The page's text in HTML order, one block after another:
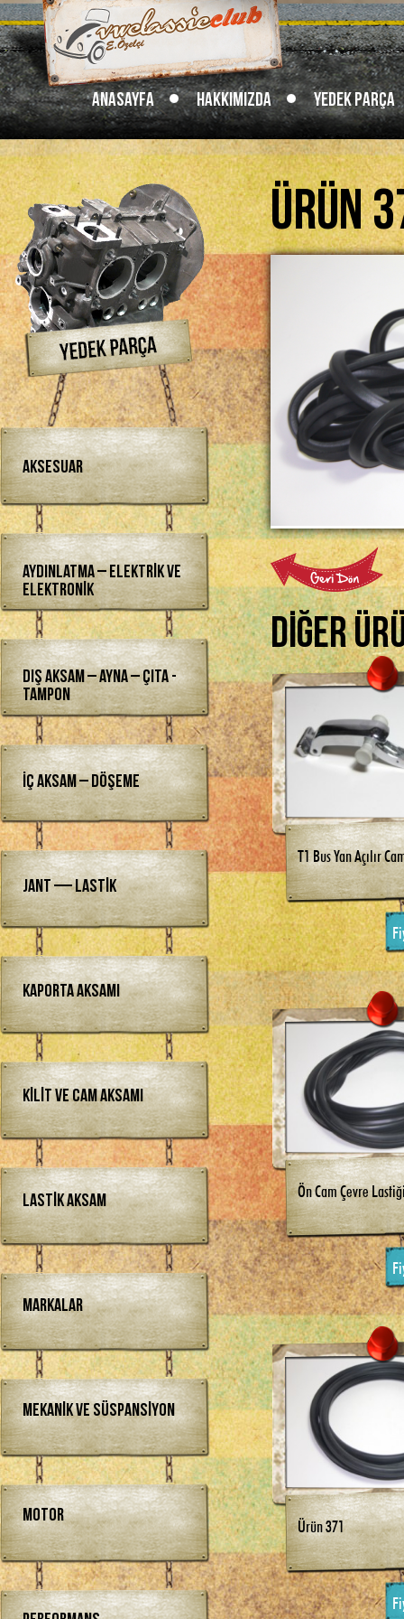
Anasayfa Hakkımızda Yedek Parça
Aksesuar
Aydınlatma – Elektrik ve
Elektronik
Dış Aksam – Ayna – Çıta -
Tampon
İç Aksam – Döşeme
Jant — Lastik
Kaporta Aksamı
Kilit ve Cam Aksamı
Lastik Aksam
Markalar
Mekanik ve Süspansiyon
Motor
Ürün
Diğer
T1 Bus Yan Açılır
Ön Cam Çevre
Ürün 371